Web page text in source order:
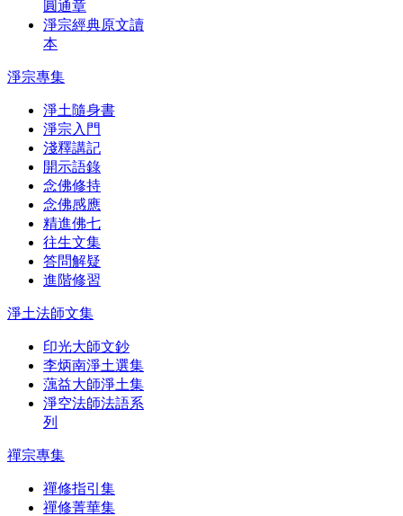
圓通章
淨宗經典原文讀
本
淨宗專集
淨土隨身書
淨宗入門
淺釋講記
開示語錄
念佛修持
念佛感應
精進佛七
往生文集
答問解疑
進階修習
淨土法師文集
印光大師文鈔
李炳南淨土選集
蕅益大師淨土集
淨空法師法語系
列
禪宗專集
禪修指引集
禪修菁華集